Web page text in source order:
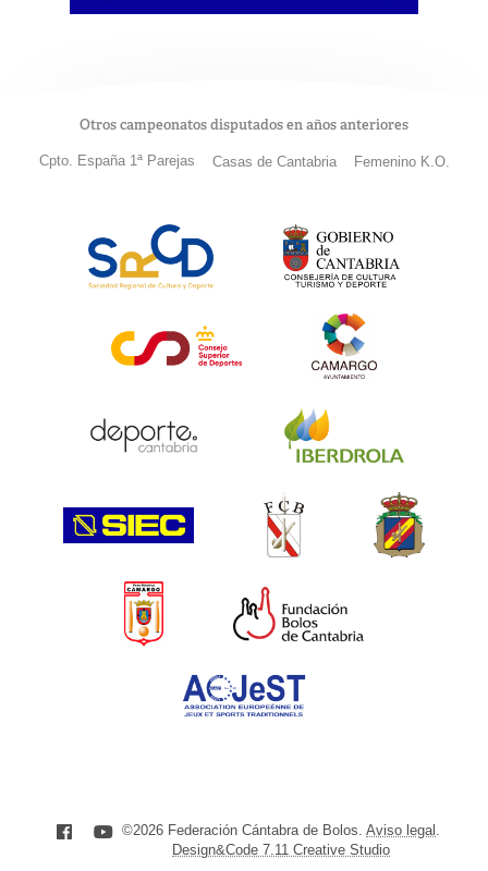
Otros campeonatos disputados en años anteriores
Cpto. España 1ª Parejas Casas de Cantabria Femenino K.O.
©2026 Federación Cántabra de Bolos. Aviso legal .
Design&Code 7.11 Creative Studio